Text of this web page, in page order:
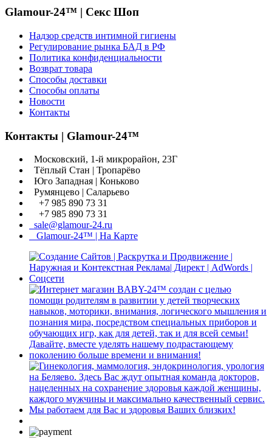
Glamour-24™ | Секс Шоп
Надзор средств интимной гигиены
Регулирование рынка БАД в РФ
Политика конфиденциальности
Возврат товара
Способы доставки
Способы оплаты
Новости
Контакты
Контакты | Glamour-24™
Московский, 1-й микрорайон, 23Г
Тёплый Стан | Тропарёво
Юго Западная | Коньково
Румянцево | Саларьево
+7 985 890 73 31
+7 985 890 73 31
sale@glamour-24.ru
Glamour-24™ | На Карте